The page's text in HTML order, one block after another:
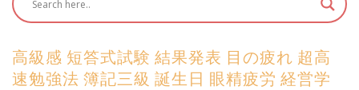
高級感 短答式試験 結果発表 目の疲れ 超高
速勉強法 簿記三級 誕生日 眼精疲労 経営学